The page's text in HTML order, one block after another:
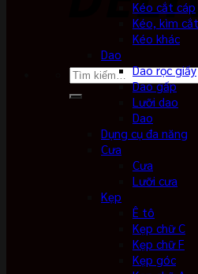
Tìm
Kéo cắt cáp
Kéo, kìm
Kéo khác
Dao
Dao rọc giấy
Dao gấp
Lưỡi dao
Dao
Dụng cụ đa năng
Cưa
Cưa
Lưỡi cưa
Kẹp
Ê tô
Kẹp chữ C
Kẹp chữ F
Kẹp góc